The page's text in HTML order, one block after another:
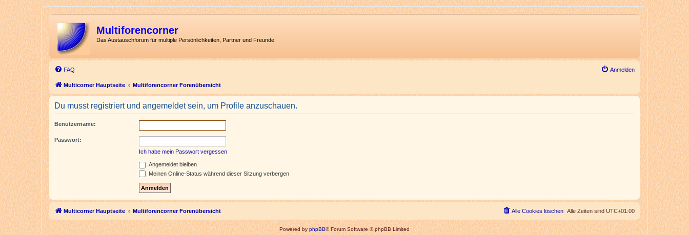
Multiforencorner
Das Austauschforum für multiple Persönlichkeiten, Partner und Freunde
FAQ Anmelden
Multicorner Hauptseite Multiforencorner Forenübersicht
Du musst registriert und angemeldet sein, um Profile anzuschauen.
Benutzername:
Passwort:
Ich habe mein Passwort vergessen
Angemeldet bleiben
Meinen Online-Status während dieser Sitzung verbergen
Multicorner Hauptseite Multiforencorner Forenübersicht Alle Zeiten sind UTC+01:00
Alle Cookies löschen
Powered byphpBB® Forum Software © phpBB Limited